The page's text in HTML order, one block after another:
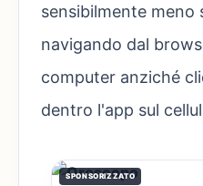
sensibilmente meno
navigando dal
computer anziché
dentro l'app sul
SPONSORIZZATO